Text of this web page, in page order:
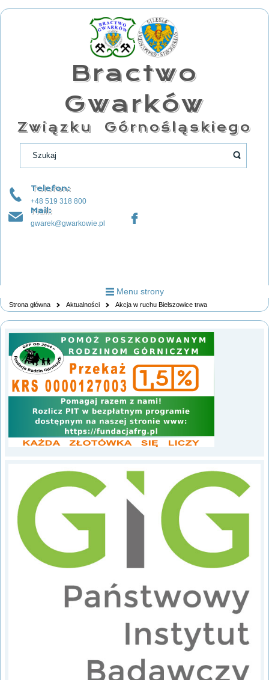
Bractwo
Gwarków
Związku Górnośląskiego
Telefon:
+48 519 318 800
Mail:
gwarek@gwarkowie.pl
Menu strony
Strona główna Aktualności Akcja w ruchu Bielszowice trwa